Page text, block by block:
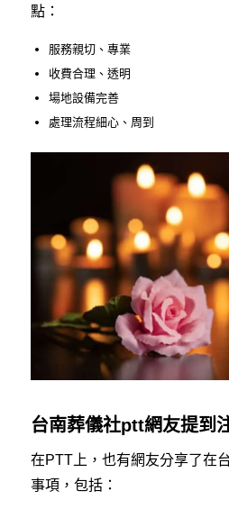
點：
服務親切、專業
收費合理、透明
場地設備完善
處理流程細心、周到
台南葬儀社ptt網友提到
在PTT上，也有網友分享了在
事項，包括：